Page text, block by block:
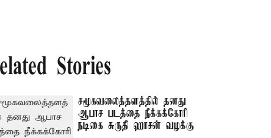
Stories
சமூகவலைத்தளத்தில் தனது
ஆபாச படத்தை நீக்கக்கோரி
நடிகை சுருதி ஹாசன் வழக்கு